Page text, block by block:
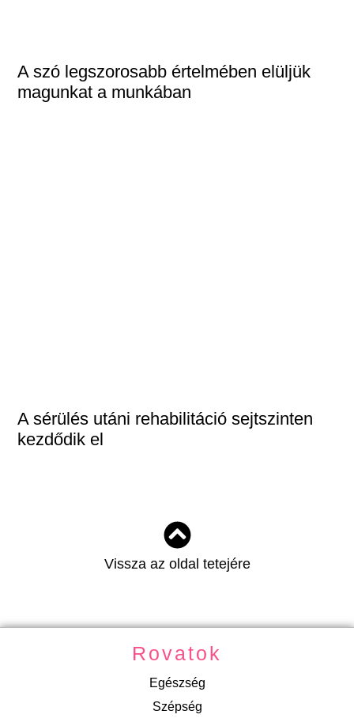
A szó legszorosabb értelmében elüljük
magunkat a munkában
A sérülés utáni rehabilitáció sejtszinten
kezdődik el
Vissza az oldal tetejére
Rovatok
Egészség
Szépség